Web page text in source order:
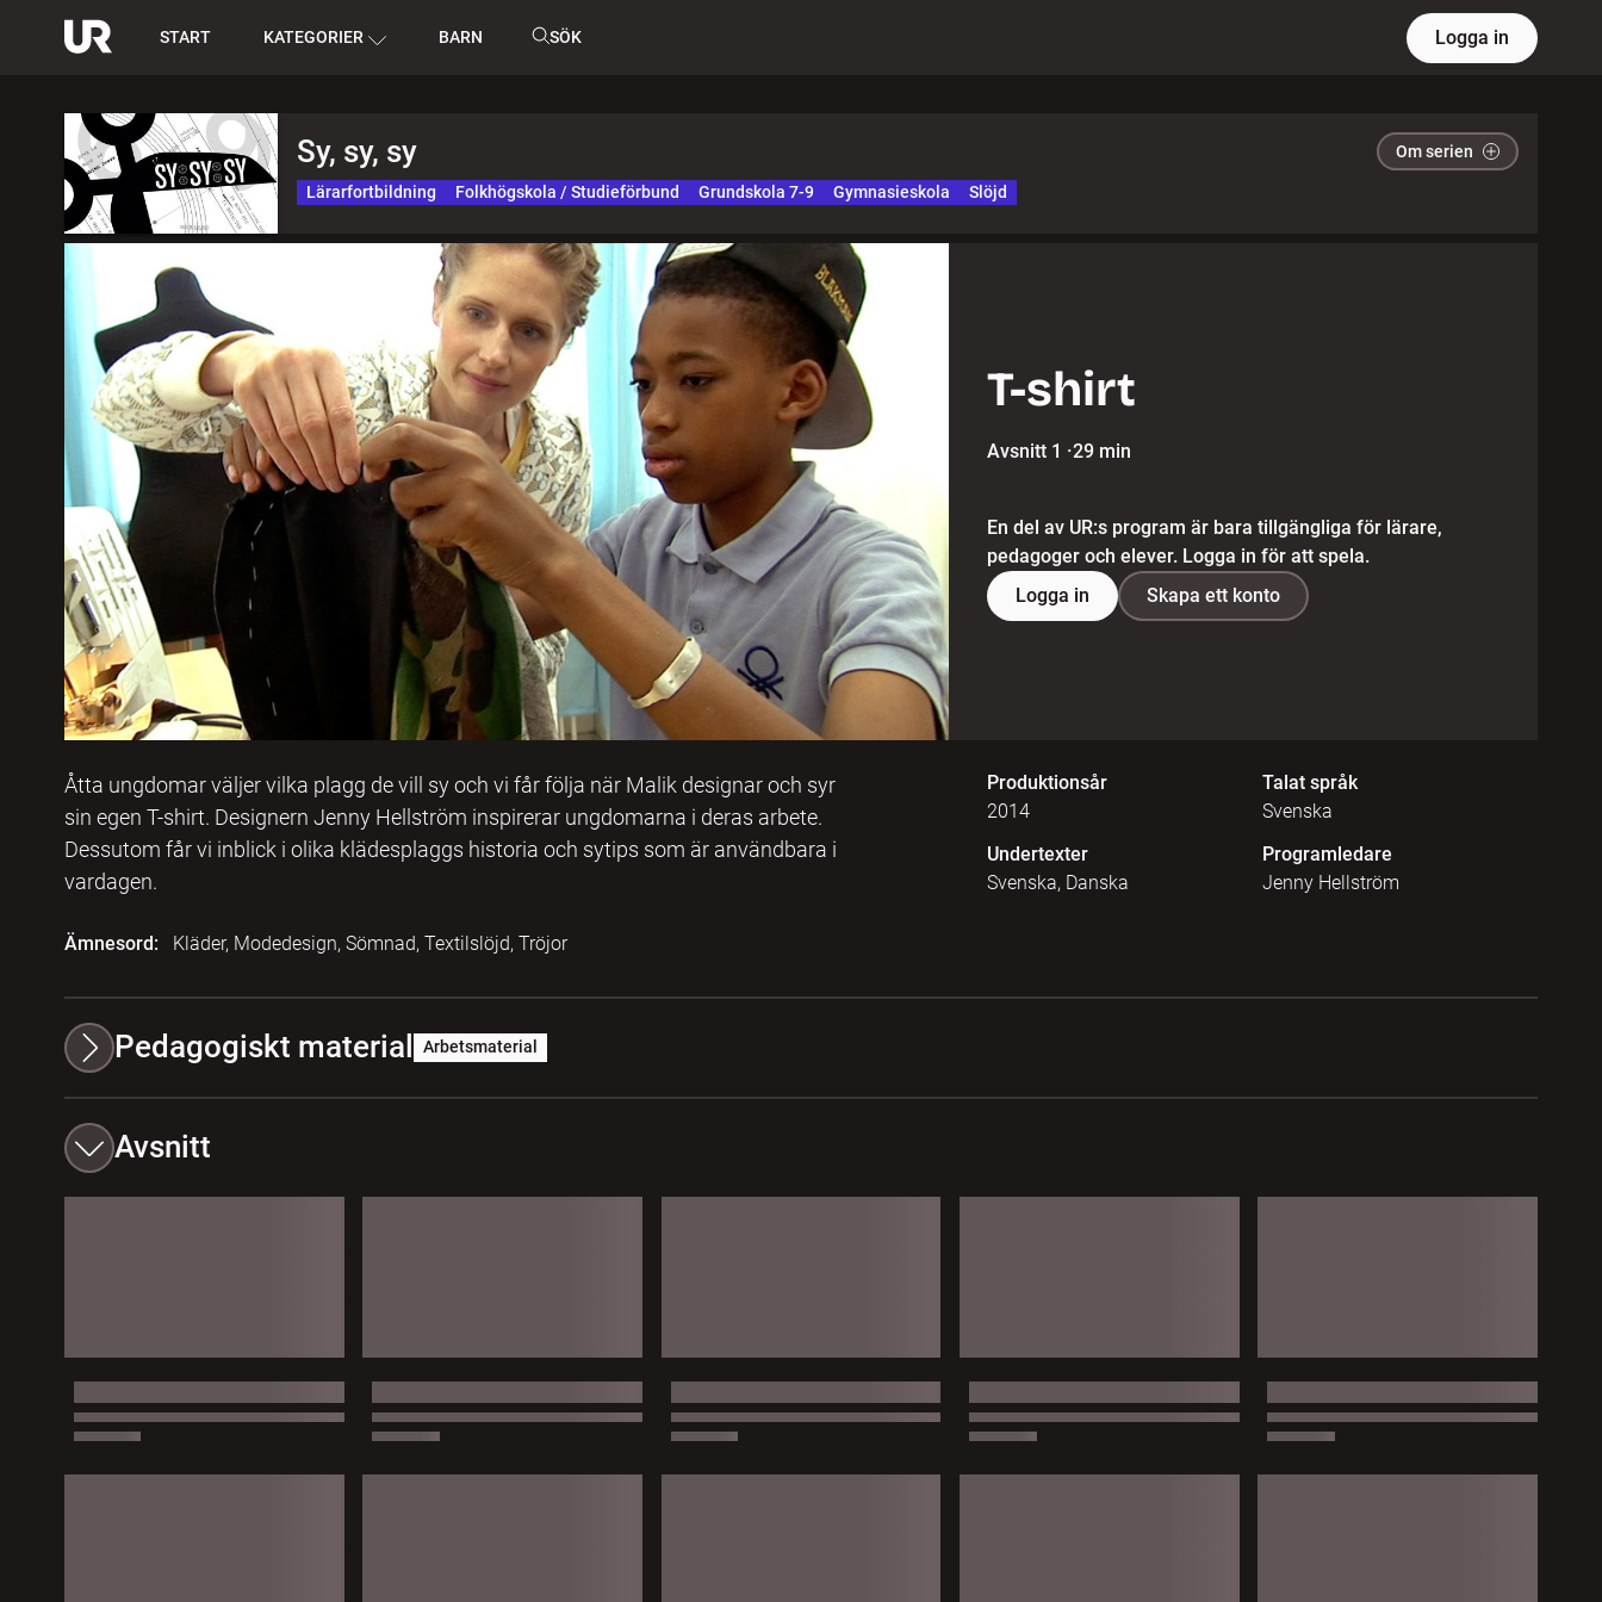
START KATEGORIER BARN SÖK Logga in
Sy, sy, sy Om serien
Lärarfortbildning Folkhögskola / Studieförbund Grundskola 7-9 Gymnasieskola Slöjd
T-shirt
Avsnitt 1 ·29 min
En del av UR:s program är bara tillgängliga för lärare,
pedagoger och elever. Logga in för att spela.
Logga in
Skapa ett konto
Åtta ungdomar väljer vilka plagg de vill sy och vi får följa när Malik designar och syr
sin egen T-shirt. Designern Jenny Hellström inspirerar ungdomarna i deras arbete.
Dessutom får vi inblick i olika klädesplaggs historia och sytips som är användbara i
vardagen.
Ämnesord: Kläder, Modedesign, Sömnad, Textilslöjd, Tröjor
Produktionsår
2014
Talat språk
Svenska
Undertexter
Svenska, Danska
Programledare
Jenny Hellström
Pedagogiskt material Arbetsmaterial
Avsnitt